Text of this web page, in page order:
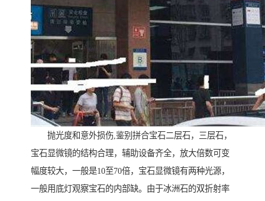
抛光度和意外损伤,鉴别拼合宝石二层石，三层石，
宝石显微镜的结构合理，辅助设备齐全，放大倍数可变
幅度较大，一般是10至70倍，宝石显微镜有两种光源，
一般用底灯观察宝石的内部缺。由于冰洲石的双折射率